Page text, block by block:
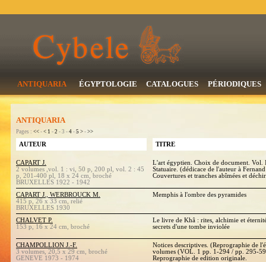
ANTIQUARIA ÉGYPTOLOGIE CATALOGUES PÉRIODIQUES
ANTIQUARIA
Pages : << - < 1 - 2 - 3 - 4 - 5 > - >>
AUTEUR TITRE
CAPART J.
2 volumes ,vol. 1 : vi, 50 p, 200 pl, vol. 2 : 45
p, 201-400 pl, 18 x 24 cm, broché
BRUXELLES 1922 - 1942
L'art égyptien. Choix de document.
Statuaire. (dédicace de l'auteur à
Couvertures et tranches abîmées et
CAPART J., WERBROUCK M.
415 p, 26 x 33 cm, relié
BRUXELLES 1930
Memphis à l'ombre des pyramides
CHALVET P.
153 p, 16 x 24 cm, broché
Le livre de Khâ : rites, alchimie et
secrets d'une tombe inviolée
CHAMPOLLION J.-F.
3 volumes, 20,5 x 29 cm, broché
GENEVE 1973 - 1974
Notices descriptives. (Reprographie de
volumes (VOL. 1 pp. 1-294 / pp. 295-
Reprographie de edition originale.